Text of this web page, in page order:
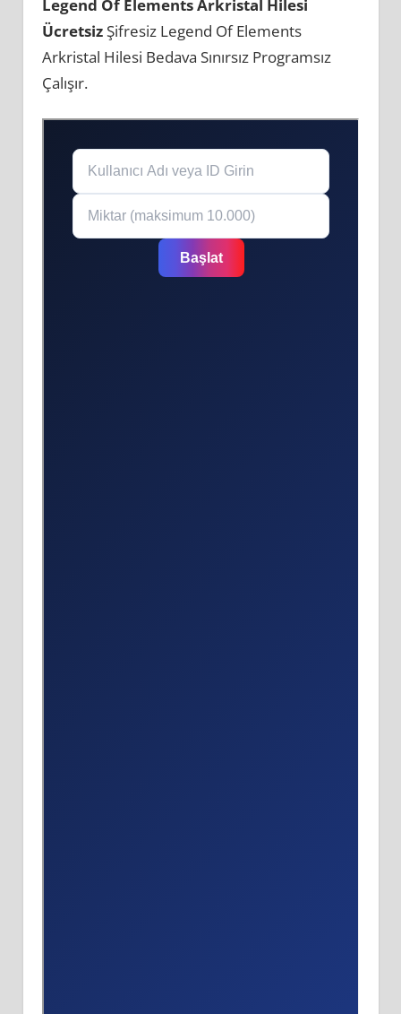
Legend Of Elements Arkristal Hilesi
ÜcretsizŞifresiz Legend Of Elements
Arkristal Hilesi Bedava Sınırsız Programsız
Çalışır.